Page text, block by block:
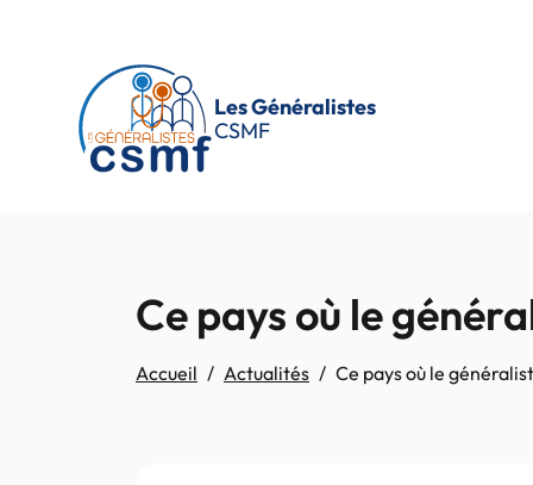
Les Généralistes
CSMF
Ce pays où le
Accueil Actualités Ce pays où le